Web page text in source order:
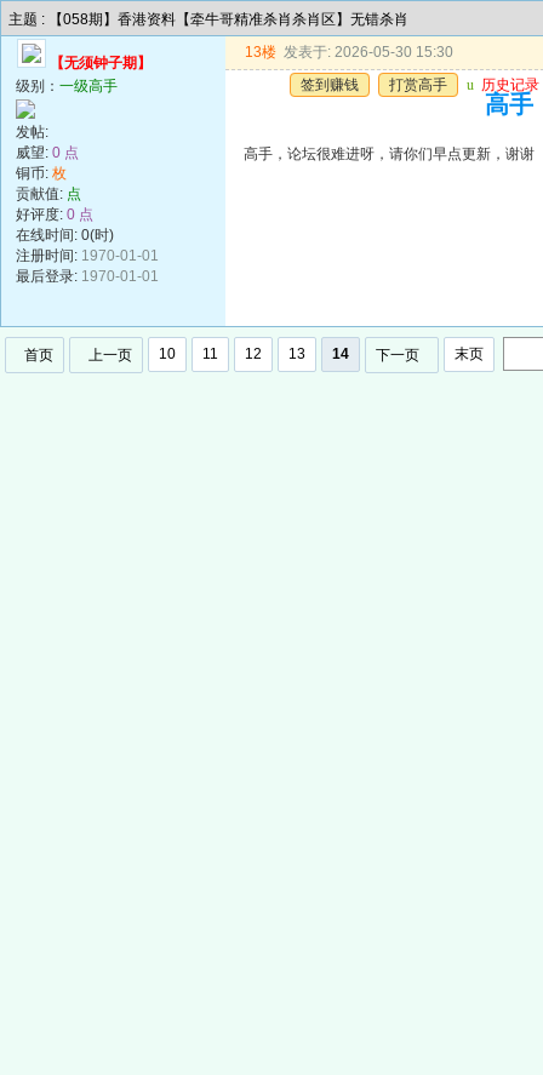
主题 : 【058期】香港资料【牵牛哥精准杀肖杀肖区】无错杀肖
【无须钟子期】
级别： 一级高手
发帖:
威望: 0 点
铜币: 枚
贡献值: 点
好评度: 0 点
在线时间: 0(时)
注册时间: 1970-01-01
最后登录: 1970-01-01
13楼 发表于: 2026-05-30 15:30
签到赚钱
打赏高手 u 历史记录
高手
高手，论坛很难进呀，请你们早点更新，谢谢
首页 上一页 10 11 12 13 14 下一页 末页